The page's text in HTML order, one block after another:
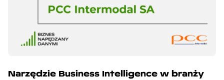
Narzędzie Business Intelligence w branży